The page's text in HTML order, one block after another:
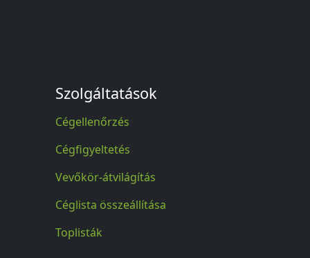
Szolgáltatások
Cégellenőrzés
Cégfigyeltetés
Vevőkör-átvilágítás
Céglista összeállítása
Toplisták